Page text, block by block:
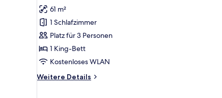
für
Signature-
Suite,
1 King-
Bett
61 m²
1 Schlafzimmer
Platz für 3 Personen
1 King-Bett
Kostenloses WLAN
Weitere Details
Weitere